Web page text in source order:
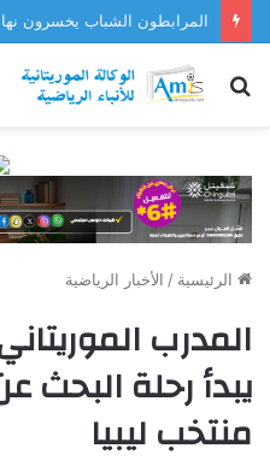
المرابطون الشباب يخسرون
بحث
الرئيسية / الأخبار الرياضية
المدرب
يبدأ رحلة البحث
منتخب ليبيا